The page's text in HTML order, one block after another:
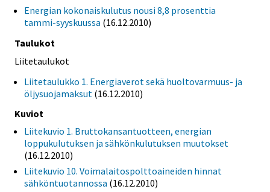
Energian kokonaiskulutus nousi 8,8 prosenttia
tammi-syyskuussa (16.12.2010)
Taulukot
Liitetaulukot
Liitetaulukko 1. Energiaverot sekä huoltovarmuus- ja
öljysuojamaksut (16.12.2010)
Kuviot
Liitekuvio 1. Bruttokansantuotteen, energian
loppukulutuksen ja sähkönkulutuksen muutokset
(16.12.2010)
Liitekuvio 10. Voimalaitospolttoaineiden hinnat
sähköntuotannossa (16.12.2010)